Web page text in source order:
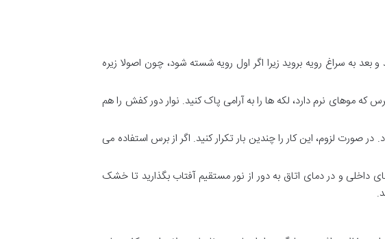
به سراغ رویه بروید زیرا اگر اول رویه شسته شود، چون اصولا زیره
موهای نرم دارد، لکه ها را به آرامی پاک کنید. نوار دور کفش را هم
لزوم، این کار را چندین بار تکرار کنید. اگر از برس استفاده می
و در دمای اتاق به دور از نور مستقیم آفتاب بگذارید تا خشک